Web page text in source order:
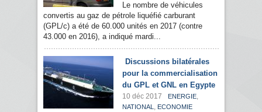
Le nombre de véhicules
convertis au gaz de pétrole liquéfié carburant
(GPL/c) a été de 60.000 unités en 2017 (contre
43.000 en 2016), a indiqué mardi...
Discussions bilatérales
pour la commercialisation
du GPL et GNL en Egypte
10 déc 2017 ENERGIE,
NATIONAL , ECONOMIE